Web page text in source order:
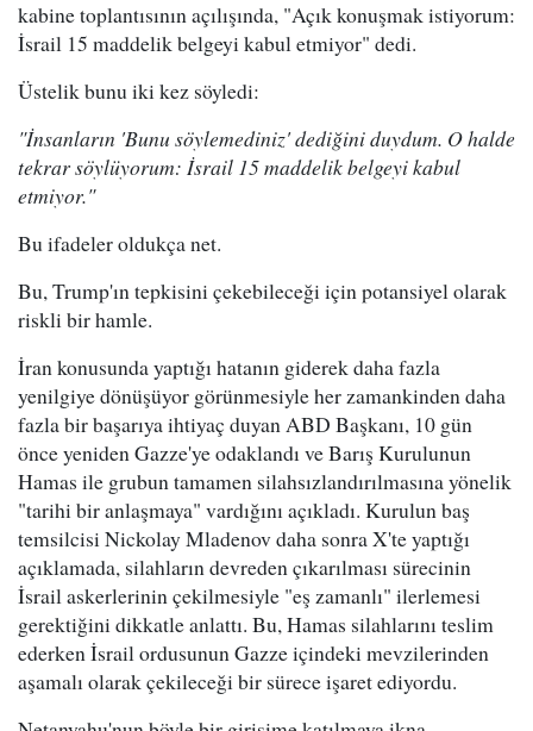
kabine toplantısının açılışında, "Açık konuşmak istiyorum:
İsrail 15 maddelik belgeyi kabul etmiyor" dedi.
Üstelik bunu iki kez söyledi:
"İnsanların 'Bunu söylemediniz' dediğini duydum. O halde
tekrar söylüyorum: İsrail 15 maddelik belgeyi kabul
etmiyor."
Bu ifadeler oldukça net.
Bu, Trump'ın tepkisini çekebileceği için potansiyel olarak
riskli bir hamle.
İran konusunda yaptığı hatanın giderek daha fazla
yenilgiye dönüşüyor görünmesiyle her zamankinden daha
fazla bir başarıya ihtiyaç duyan ABD Başkanı, 10 gün
önce yeniden Gazze'ye odaklandı ve Barış Kurulunun
Hamas ile grubun tamamen silahsızlandırılmasına yönelik
"tarihi bir anlaşmaya" vardığını açıkladı. Kurulun baş
temsilcisi Nickolay Mladenov daha sonra X'te yaptığı
açıklamada, silahların devreden çıkarılması sürecinin
İsrail askerlerinin çekilmesiyle "eş zamanlı" ilerlemesi
gerektiğini dikkatle anlattı. Bu, Hamas silahlarını teslim
ederken İsrail ordusunun Gazze içindeki mevzilerinden
aşamalı olarak çekileceği bir sürece işaret ediyordu.